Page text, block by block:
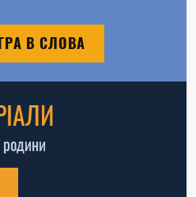
В СЛОВА
родини